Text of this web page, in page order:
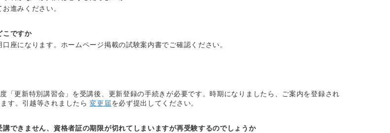
進みください。
こですか
座になります。ホームページ掲載の試験案内書でご確認ください。
「更新特別講習会」を受講後、更新登録の手続きが必要です。時期になりましたら、ご案内を登録され
す。引越等されましたら変更届を必ず提出してください。
できません、資格者証の期限が切れてしまいますが再受験するのでしょうか